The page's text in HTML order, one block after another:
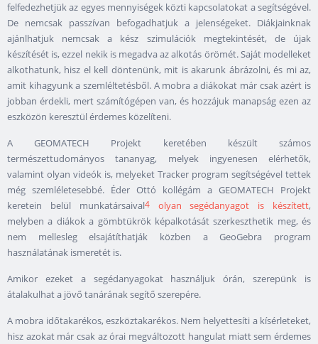
felfedezhetjük az egyes mennyiségek közti kapcsolatokat a segítségével.
De nemcsak passzívan befogadhatjuk a jelenségeket. Diákjainknak
ajánlhatjuk nemcsak a kész szimulációk megtekintését, de újak
készítését is, ezzel nekik is megadva az alkotás örömét. Saját modelleket
alkothatunk, hisz el kell döntenünk, mit is akarunk ábrázolni, és mi az,
amit kihagyunk a szemléltetésből. A mobra a diákokat már csak azért is
jobban érdekli, mert számítógépen van, és hozzájuk manapság ezen az
eszközön keresztül érdemes közelíteni.
A GEOMATECH Projekt keretében készült számos
természettudományos tananyag, melyek ingyenesen elérhetők,
valamint olyan videók is, melyeket Tracker program segítségével tettek
még szemléletesebbé. Éder Ottó kollégám a GEOMATECH Projekt
keretein belül munkatársaival4 olyan segédanyagot is készített,
melyben a diákok a gömbtükrök képalkotását szerkeszthetik meg, és
nem mellesleg elsajátíthatják közben a GeoGebra program
használatának ismeretét is.
Amikor ezeket a segédanyagokat használjuk órán, szerepünk is
átalakulhat a jövő tanárának segítő szerepére.
A mobra időtakarékos, eszköztakarékos. Nem helyettesíti a kísérleteket,
hisz azokat már csak az órai megváltozott hangulat miatt sem érdemes